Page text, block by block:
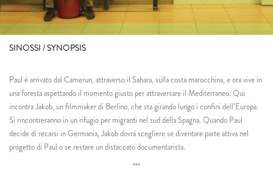
SINOSSI / SYNOPSIS
Paul è arrivato dal Camerun, attraverso il Sahara, sulla costa marocchina, e ora vive in
una foresta aspettando il momento giusto per attraversare il Mediterraneo. Qui
incontra Jakob, un filmmaker di Berlino, che sta girando lungo i confini dell’Europa.
Si rincontreranno in un rifugio per migranti nel sud della Spagna. Quando Paul
decide di recarsi in Germania, Jakob dovrà scegliere se diventare parte attiva nel
progetto di Paul o se restare un distaccato documentarista.
***